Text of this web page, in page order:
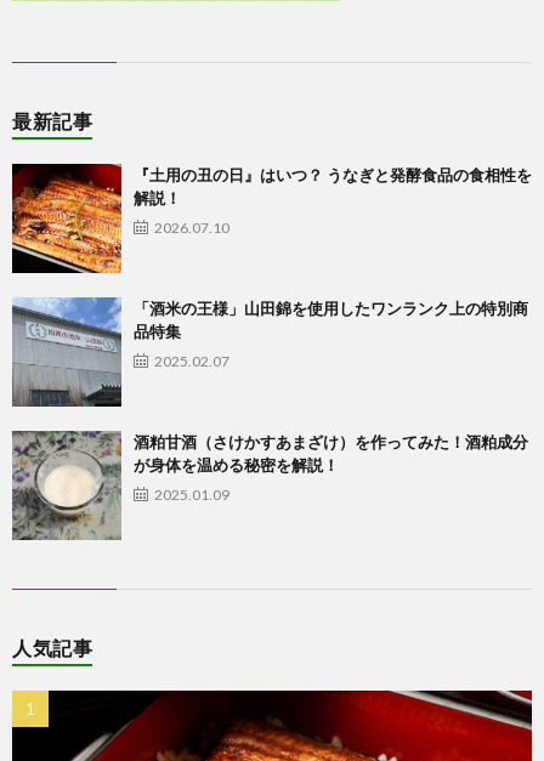
最新記事
『土用の丑の日』はいつ？ うなぎと発酵食品の食相性を
解説！
2026.07.10
「酒米の王様」山田錦を使用したワンランク上の特別商
品特集
2025.02.07
酒粕甘酒（さけかすあまざけ）を作ってみた！酒粕成分
が身体を温める秘密を解説！
2025.01.09
人気記事